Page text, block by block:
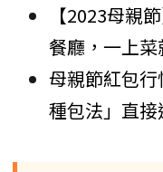
【2023母親
餐廳，一上
母親節紅包
種包法」直